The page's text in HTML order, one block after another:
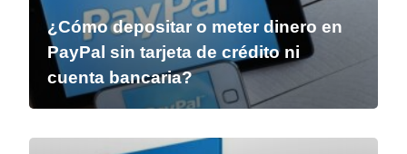
¿Cómo depositar o meter dinero en
PayPal sin tarjeta de crédito ni
cuenta bancaria?